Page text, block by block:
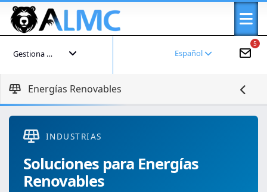
5
Español
Gestiona tu cuenta
Energías Renovables
INDUSTRIAS
Soluciones para Energías
Renovables